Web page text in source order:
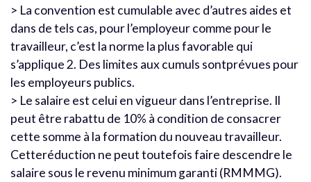
> La convention est cumulable avec d’autres aides et
dans de tels cas, pour l’employeur comme pour le
travailleur, c’est la norme la plus favorable qui
s’applique 2. Des limites aux cumuls sontprévues pour
les employeurs publics.
> Le salaire est celui en vigueur dans l’entreprise. Il
peut être rabattu de 10% à condition de consacrer
cette somme à la formation du nouveau travailleur.
Cetteréduction ne peut toutefois faire descendre le
salaire sous le revenu minimum garanti (RMMMG).